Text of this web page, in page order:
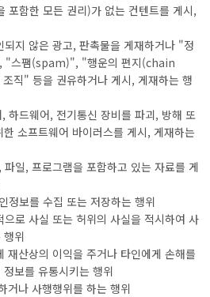
포함한 모든 권리)가 없는 컨텐트를 게시,
지 않은 광고, 판촉물을 게재하거나 "정
스팸(spam)", "행운의 편지(chain
직" 등을 권유하거나 게시, 게재하는 행
하드웨어, 전기통신 장비를 파괴, 방해 또
소프트웨어 바이러스를 게시, 게재하는
일, 프로그램을 포함하고 있는 자료를 게
정보를 수집 또는 저장하는 행위
로 사실 또는 허위의 사실을 적시하여 사
행위
재산상의 이익을 주거나 타인에게 손해를
보를 유통시키는 행위
거나 사행행위를 하는 행위